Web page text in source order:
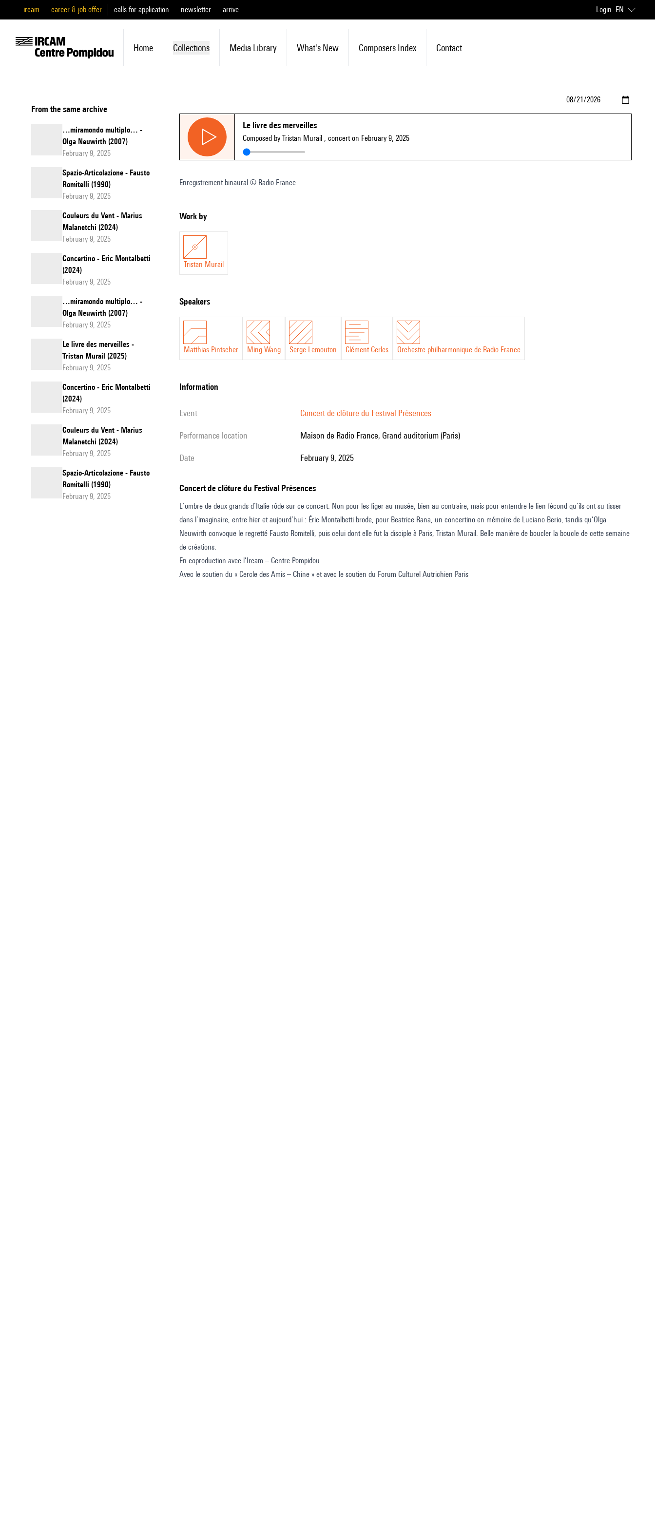
ircam career & job offer calls for application newsletter arrive Login EN
Home Collections Media Library What's New Composers Index Contact
From the same archive
…miramondo multiplo… -
Olga Neuwirth (2007)
February 9, 2025
Spazio-Articolazione - Fausto
Romitelli (1990)
February 9, 2025
Couleurs du Vent - Marius
Malanetchi (2024)
February 9, 2025
Concertino - Eric Montalbetti
(2024)
February 9, 2025
…miramondo multiplo… -
Olga Neuwirth (2007)
February 9, 2025
Le livre des merveilles -
Tristan Murail (2025)
February 9, 2025
Concertino - Eric Montalbetti
(2024)
February 9, 2025
Couleurs du Vent - Marius
Malanetchi (2024)
February 9, 2025
Spazio-Articolazione - Fausto
Romitelli (1990)
February 9, 2025
Le livre des merveilles
Composed by Tristan Murail , concert on February 9, 2025
Enregistrement binaural © Radio France
Work by
Tristan Murail
speakers
Matthias Pintscher Ming Wang Serge Lemouton Clément Cerles Orchestre philharmonique de Radio France
information
event Concert de clôture du Festival Présences
performance location Maison de Radio France, Grand auditorium (Paris)
date February 9, 2025
Concert de clôture du Festival Présences
L’ombre de deux grands d’Italie rôde sur ce concert. Non pour les figer au musée, bien au contraire, mais pour entendre le lien fécond qu’ils ont su tisser
dans l’imaginaire, entre hier et aujourd’hui : Éric Montalbetti brode, pour Beatrice Rana, un concertino en mémoire de Luciano Berio, tandis qu’Olga
Neuwirth convoque le regretté Fausto Romitelli, puis celui dont elle fut la disciple à Paris, Tristan Murail. Belle manière de boucler la boucle de cette semaine
de créations.
En coproduction avec l’Ircam – Centre Pompidou
Avec le soutien du « Cercle des Amis – Chine » et avec le soutien du Forum Culturel Autrichien Paris